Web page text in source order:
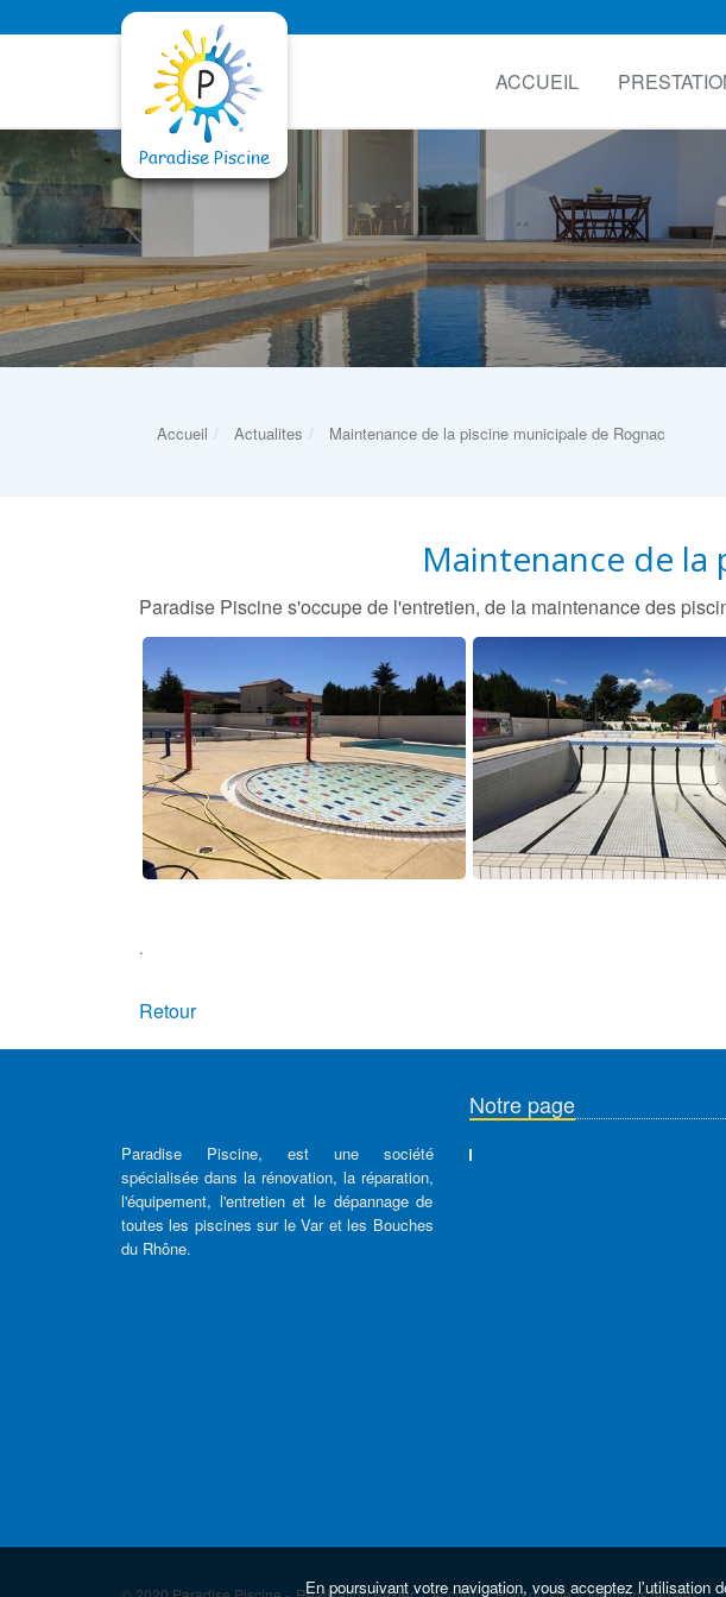
ACCUEIL
Accueil Actualites Maintenance de la piscine municipale de Rognac
Maintenance de la
Paradise Piscine s'occupe de l'entretien, de la maintenance des
.
Retour
Paradise Piscine, est une société
spécialisée dans la rénovation, la réparation,
l'équipement, l'entretien et le dépannage de
toutes les piscines sur le Var et les Bouches
du Rhône.
Notre page
En poursuivant votre navigation, vous acceptez l'utilisation